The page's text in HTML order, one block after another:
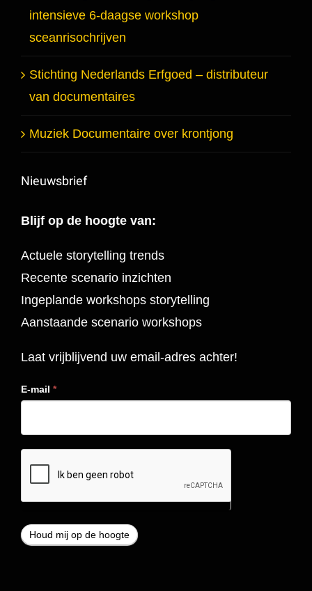
intensieve 6-daagse workshop
sceanrisochrijven
Stichting Nederlands Erfgoed – distributeur
van documentaires
Muziek Documentaire over krontjong
Nieuwsbrief
Blijf op de hoogte van:
Actuele storytelling trends
Recente scenario inzichten
Ingeplande workshops storytelling
Aanstaande scenario workshops
Laat vrijblijvend uw email-adres achter!
E-mail *